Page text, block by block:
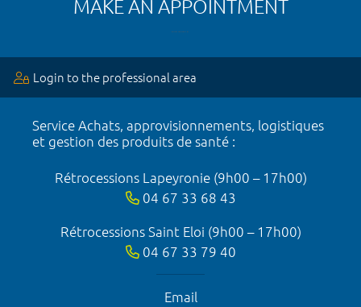
MAKE AN APPOINTMENT
Login to the professional area
Service Achats, approvisionnements, logistiques
et gestion des produits de santé :
Rétrocessions Lapeyronie (9h00 – 17h00)
04 67 33 68 43
Rétrocessions Saint Eloi (9h00 – 17h00)
04 67 33 79 40
Email